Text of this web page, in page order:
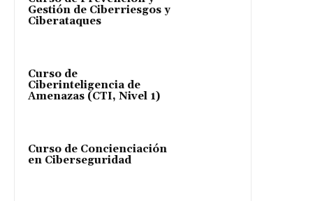
Gestión de Ciberriesgos y
Ciberataques
Curso de
Ciberinteligencia de
Amenazas (CTI, Nivel 1)
Curso de Concienciación
en Ciberseguridad